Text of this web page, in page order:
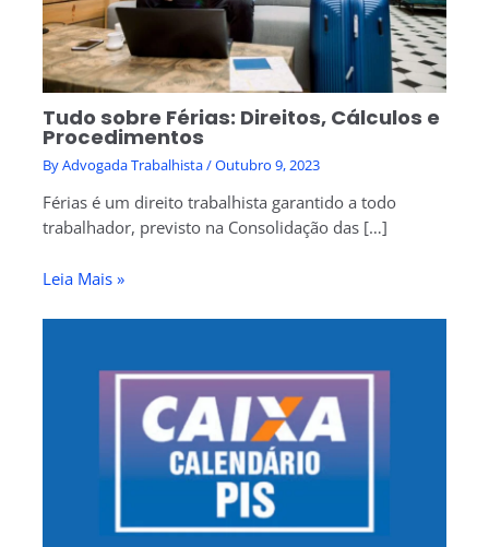
Tudo sobre Férias: Direitos, Cálculos e
Procedimentos
ByAdvogada Trabalhista/Outubro 9, 2023
Férias é um direito trabalhista garantido a todo
trabalhador, previsto na Consolidação das […]
Leia Mais »